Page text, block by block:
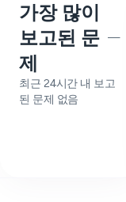
가장 많이
보고된 문
제
—
최근 24시간 내 보고
된 문제 없음